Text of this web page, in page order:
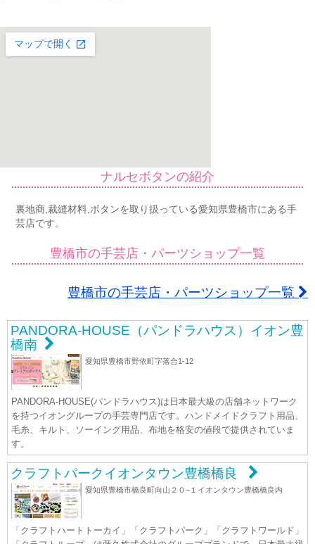
ナルセボタンの紹介
裏地商,裁縫材料,ボタンを取り扱っている愛知県豊橋市にある手
芸店です。
豊橋市の手芸店・パーツショップ一覧
豊橋市の手芸店・パーツショップ一覧
PANDORA-HOUSE（パンドラハウス）イオン豊
橋南
愛知県豊橋市野依町字落合1-12
PANDORA-HOUSE(パンドラハウス)は日本最大級の店舗ネットワーク
を持つイオングループの手芸専門店です。ハンドメイドクラフト用品、
毛糸、キルト、ソーイング用品、布地を格安の値段で提供されていま
す。
クラフトパークイオンタウン豊橋橋良
愛知県豊橋市橋良町向山２０−１イオンタウン豊橋橋良内
「クラフトハートトーカイ」「クラフトパーク」「クラフトワールド」